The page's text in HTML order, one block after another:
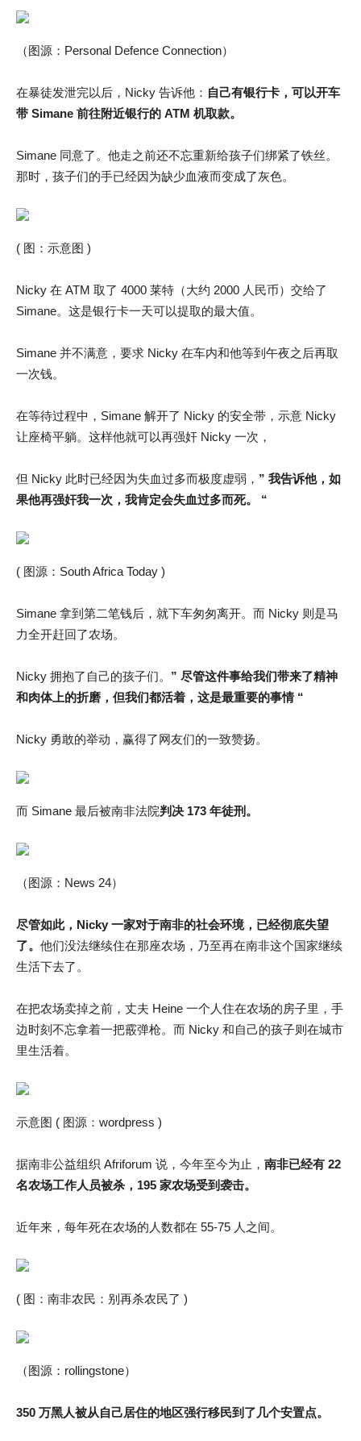
（图源：Personal Defence Connection）
在暴徒发泄完以后，Nicky 告诉他： 自己有银行卡，可以开车
带 Simane 前往附近银行的 ATM 机取款。
Simane 同意了。他走之前还不忘重新给孩子们绑紧了铁丝。
那时，孩子们的手已经因为缺少血液而变成了灰色。
( 图：示意图 )
Nicky 在 ATM 取了 4000 莱特（大约 2000 人民币）交给了
Simane。这是银行卡一天可以提取的最大值。
Simane 并不满意，要求 Nicky 在车内和他等到午夜之后再取
一次钱。
在等待过程中，Simane 解开了 Nicky 的安全带，示意 Nicky
让座椅平躺。这样他就可以再强奸 Nicky 一次，
但 Nicky 此时已经因为失血过多而极度虚弱， ” 我告诉他，如
果他再强奸我一次，我肯定会失血过多而死。 “
( 图源：South Africa Today )
Simane 拿到第二笔钱后，就下车匆匆离开。而 Nicky 则是马
力全开赶回了农场。
Nicky 拥抱了自己的孩子们。 ” 尽管这件事给我们带来了精神
和肉体上的折磨，但我们都活着，这是最重要的事情 “
Nicky 勇敢的举动，赢得了网友们的一致赞扬。
而 Simane 最后被南非法院判决 173 年徒刑。
（图源：News 24）
尽管如此，Nicky 一家对于南非的社会环境，已经彻底失望
了。 他们没法继续住在那座农场，乃至再在南非这个国家继续
生活下去了。
在把农场卖掉之前，丈夫 Heine 一个人住在农场的房子里，手
边时刻不忘拿着一把霰弹枪。而 Nicky 和自己的孩子则在城市
里生活着。
示意图 ( 图源：wordpress )
据南非公益组织 Afriforum 说，今年至今为止， 南非已经有 22
名农场工作人员被杀，195 家农场受到袭击。
近年来，每年死在农场的人数都在 55-75 人之间。
( 图：南非农民：别再杀农民了 )
（图源：rollingstone）
350 万黑人被从自己居住的地区强行移民到了几个安置点。